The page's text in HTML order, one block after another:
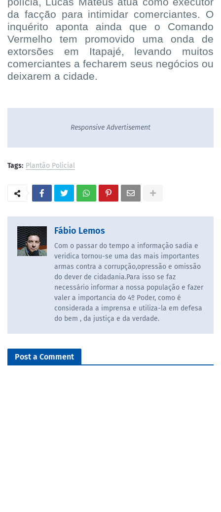
da facção para intimidar comerciantes. O
inquérito aponta ainda que o Comando
Vermelho tem promovido uma onda de
extorsões em Itapajé, levando muitos
comerciantes a fecharem seus negócios ou
deixarem a cidade.
Responsive Advertisement
Tags: Plantão Policial
Fábio Lemos
Com o passar do tempo a informação sadia e
veridica tornou-se uma das mais importantes
armas contra a corrupção,opressão e omissão
do dever de cidadania.Para isso se faz
necessário informar a nossa população e fazer
valer a importancia do 4º Poder, como é
considerada a imprensa e utiliza-la em defesa
do bem , da justiça e da verdade.
Post a Comment